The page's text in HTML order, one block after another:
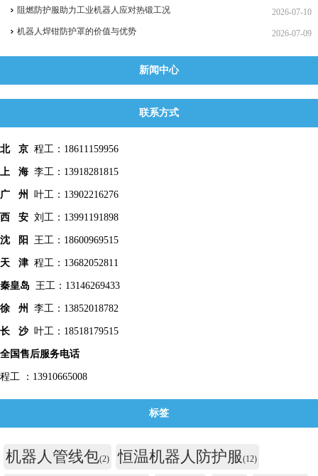
2026-07-10
阻燃防护服助力工业机器人应对热锻工况
2026-07-09
机器人焊钳防护罩的价值与优势
新闻中心
联系方式
北 京 程工：18611159956
上 海 李工：13918281815
广 州 叶工：13902216276
西 安 刘工：13991191898
沈 阳 王工：18600969515
天 津 程工：13682052811
秦皇岛 王工：13146269433
徐 州 李工：13852018782
长 沙叶工：18518179515
全国售后服务电话
程工 ：13910665008
标签
机器人管线包(2) 恒温机器人防护服(12)